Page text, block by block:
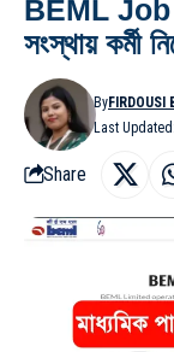
BEML Job
সংস্থায় কর্মী
Last
ByFIRDOUSI
Share